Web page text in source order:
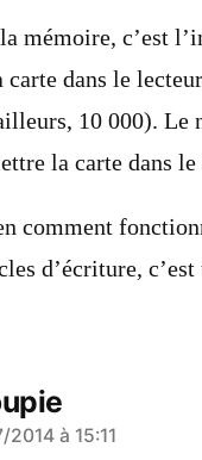
mémoire, c’est
carte dans le
10 000). Le
la carte dans
comment
d’écriture,
à 15:11